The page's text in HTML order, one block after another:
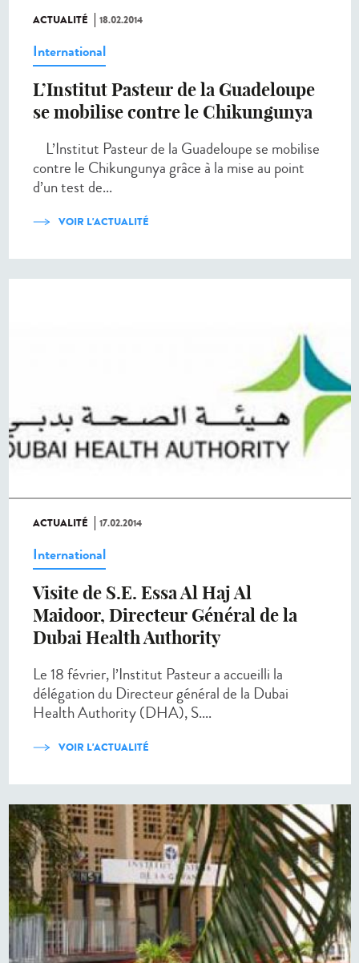
ACTUALITÉ 18.02.2014
International
L’Institut Pasteur de la Guadeloupe
se mobilise contre le Chikungunya
L’Institut Pasteur de la Guadeloupe se mobilise
contre le Chikungunya grâce à la mise au point
d’un test de...
VOIR L'ACTUALITÉ
ACTUALITÉ 17.02.2014
International
Visite de S.E. Essa Al Haj Al
Maidoor, Directeur Général de la
Dubai Health Authority
Le 18 février, l’Institut Pasteur a accueilli la
délégation du Directeur général de la Dubai
Health Authority (DHA), S....
VOIR L'ACTUALITÉ